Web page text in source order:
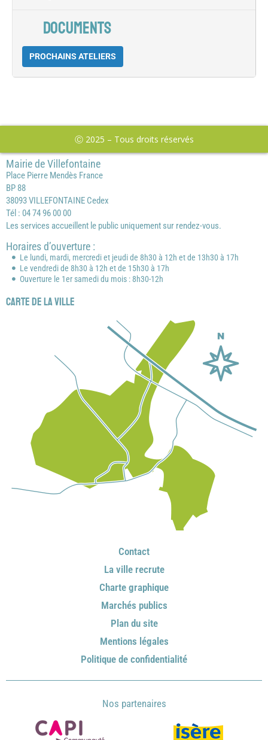
DOCUMENTS
PROCHAINS ATELIERS
Ⓒ 2025 – Tous droits réservés
Mairie de Villefontaine
Place Pierre Mendès France
BP 88
38093 VILLEFONTAINE Cedex
Tél : 04 74 96 00 00
Les services accueillent le public uniquement sur rendez-vous.
Horaires d’ouverture :
Le lundi, mardi, mercredi et jeudi de 8h30 à 12h et de 13h30 à 17h
Le vendredi de 8h30 à 12h et de 15h30 à 17h
Ouverture le 1er samedi du mois : 8h30-12h
Carte de la ville
Contact
La ville recrute
Charte graphique
Marchés publics
Plan du site
Mentions légales
Politique de confidentialité
Nos partenaires